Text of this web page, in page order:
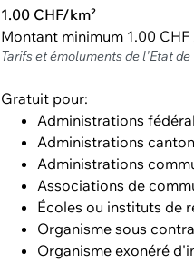
1.00 CHF/km²
Montant minimum 1.00
Tarifs et émoluments de l'Etat de
Gratuit pour:
Administrations
Administrations
Administrations
Associations de
Écoles ou instituts de
Organisme sous
Organisme exonéré